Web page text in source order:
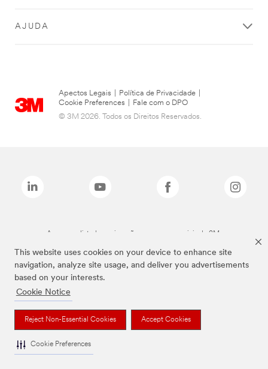
This website uses cookies on your device to enhance site
navigation, analyze site usage, and deliver you advertisements
based on your interests.
Cookie Notice
Reject Non-Essential Cookies Accept Cookies
Cookie Preferences
AJUDA
Apectos Legais Política de Privacidade
Cookie Preferences
Fale com o DPO
© 3M 2026. Todos os Direitos Reservados.
As marcas listadas a cima são marcas comerciais da 3M.